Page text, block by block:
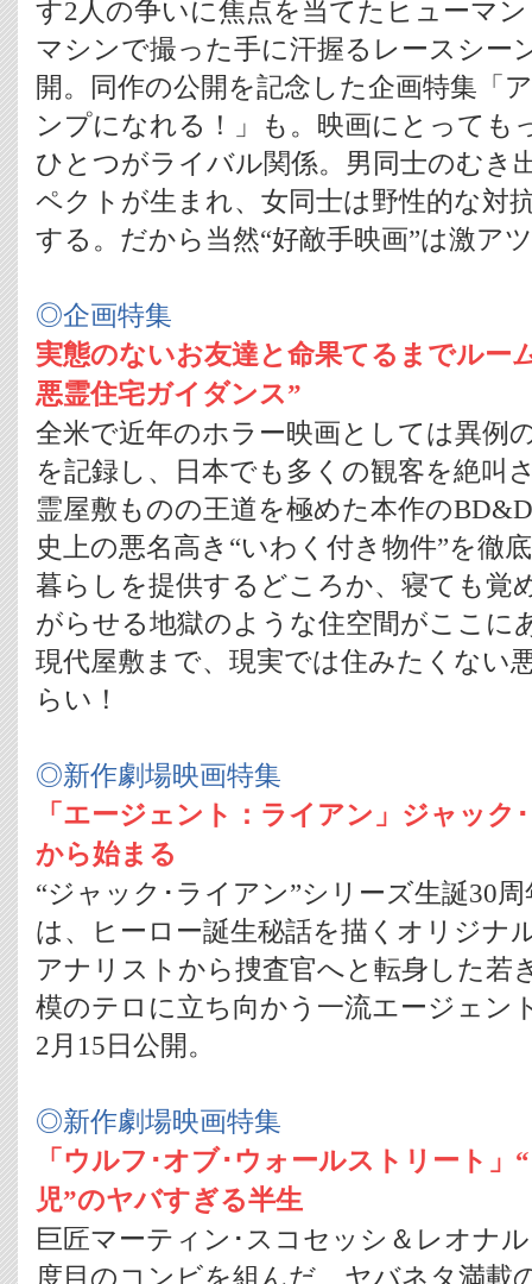
す2人の争いに焦点を当てたヒューマ
マシンで撮った手に汗握るレースシ
開。同作の公開を記念した企画特集「
ンプになれる！」も。映画にとっても
ひとつがライバル関係。男同士のむき
ペクトが生まれ、女同士は野性的な対
する。だから当然“好敵手映画”は激ア
◎企画特集
実態のないお友達と命果てるまでルー
悪霊住宅ガイダンス”
全米で近年のホラー映画としては異例
を記録し、日本でも多くの観客を絶叫
霊屋敷ものの王道を極めた本作の
史上の悪名高き“いわく付き物件”を徹
暮らしを提供するどころか、寝ても覚
がらせる地獄のような住空間がここに
現代屋敷まで、現実では住みたくない
らい！
◎新作劇場映画特集
「エージェント：ライアン」ジャック
から始まる
“ジャック･ライアン”シリーズ生誕30
は、ヒーロー誕生秘話を描くオリジナ
アナリストから捜査官へと転身した若
模のテロに立ち向かう一流エージェン
2月15日公開。
◎新作劇場映画特集
「ウルフ･オブ･ウォールストリート」
児”のヤバすぎる半生
巨匠マーティン･スコセッシ＆レオナ
度目のコンビを組んだ、ヤバネタ満載